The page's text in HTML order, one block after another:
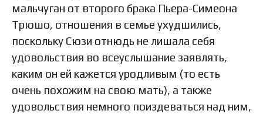
мальчуган от второго брака Пьера-Симеона
Трюшо, отношения в семье ухудшились,
поскольку Сюзи отнюдь не лишала себя
удовольствия во всеуслышание заявлять,
каким он ей кажется уродливым (то есть
очень похожим на свою мать), а также
удовольствия немного поиздеваться над ним,